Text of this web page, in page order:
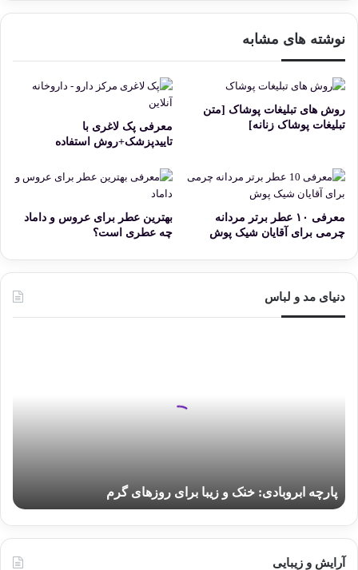
نوشته های مشابه
روش های تبلیغات پوشاک [متن
تبلیغات پوشاک زنانه]
معرفی پک لاغری با
تاییدپزشک+روش استفاده
معرفی ۱۰ عطر برتر مردانه
چرمی برای آقایان شیک پوش
بهترین عطر برای عروس و داماد
چه عطری است؟
دنیای مد و لباس
پارچه ابروبادی: خنک و زیبا برای روزهای گرم
آرایش و زیبایی